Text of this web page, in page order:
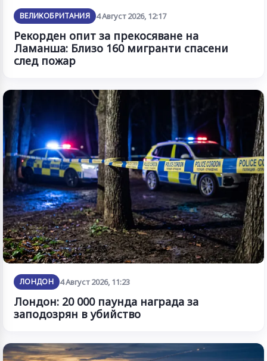
ВЕЛИКОБРИТАНИЯ 4 Август 2026, 12:17
Рекорден опит за прекосяване на
Ламанша: Близо 160 мигранти спасени
след пожар
ЛОНДОН 4 Август 2026, 11:23
Лондон: 20 000 паунда награда за
заподозрян в убийство